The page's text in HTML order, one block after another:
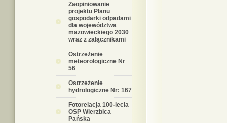
Zaopiniowanie
projektu Planu
gospodarki odpadami
dla województwa
mazowieckiego 2030
wraz z załącznikami
Ostrzeżenie
meteorologiczne Nr
56
Ostrzeżenie
hydrologiczne Nr: 167
Fotorelacja 100-lecia
OSP Wierzbica
Pańska